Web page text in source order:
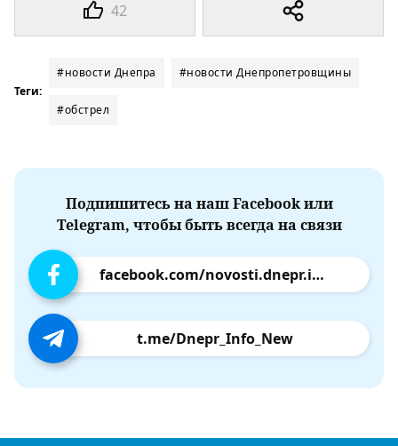
42
Теги:
#новости Днепра #новости Днепропетровщины
#обстрел
Подпишитесь на наш Facebook или
Telegram, чтобы быть всегда на связи
facebook.com/novosti.dnepr.info
t.me/Dnepr_Info_New